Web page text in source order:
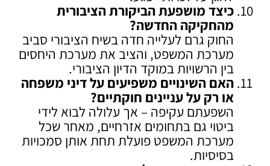
כיצד מושפעת הביקורת הציבורית
מהחקיקה החדשה?
החוק גרם לעלייה חדה בשיח הציבורי סביב
מערכת המשפט, והציב את מערכת היחסים
בין הרשויות במוקד הדיון הציבורי.
האם השינויים משפיעים על דיני משפחה
או רק על עניינים חוקתיים?
השפעתם עקיפה – אך עלולה לבוא לידי
ביטוי גם בתחומים אזרחיים, מאחר שכל
מערכת המשפט פועלת תחת אותן סמכויות
בסיסיות.